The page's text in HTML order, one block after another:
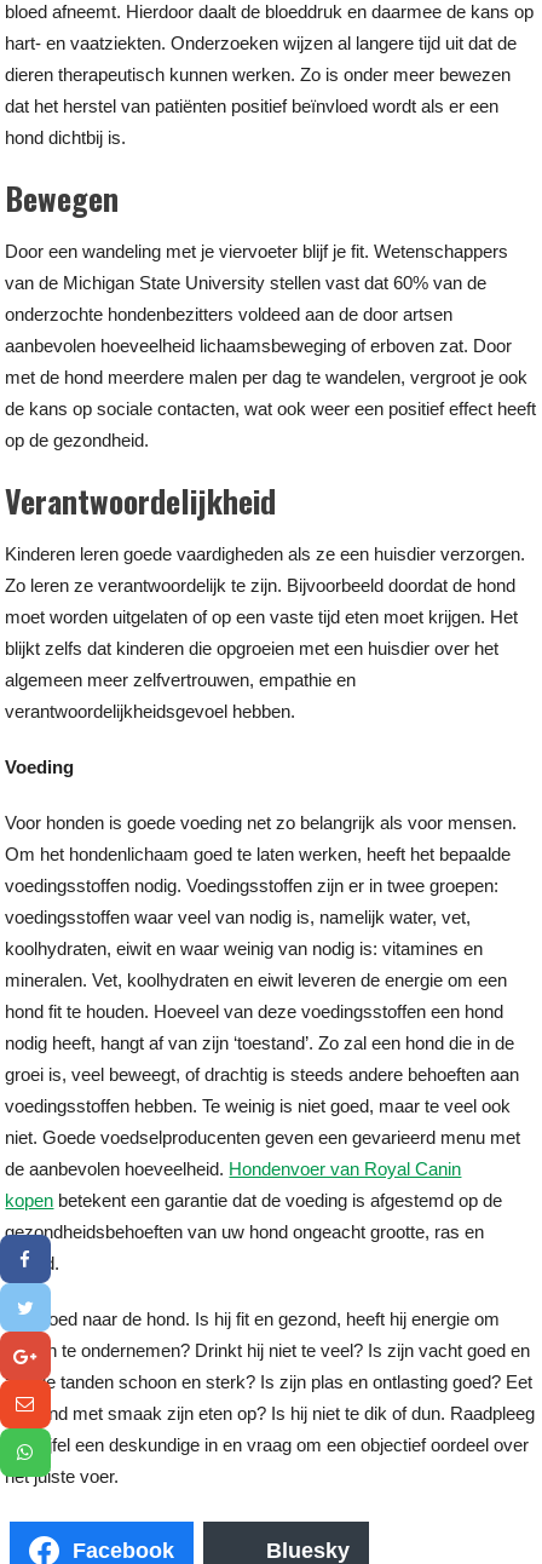
bloed afneemt. Hierdoor daalt de bloeddruk en daarmee de kans op
hart- en vaatziekten. Onderzoeken wijzen al langere tijd uit dat de
dieren therapeutisch kunnen werken. Zo is onder meer bewezen
dat het herstel van patiënten positief beïnvloed wordt als er een
hond dichtbij is.
Bewegen
Door een wandeling met je viervoeter blijf je fit. Wetenschappers
van de Michigan State University stellen vast dat 60% van de
onderzochte hondenbezitters voldeed aan de door artsen
aanbevolen hoeveelheid lichaamsbeweging of erboven zat. Door
met de hond meerdere malen per dag te wandelen, vergroot je ook
de kans op sociale contacten, wat ook weer een positief effect heeft
op de gezondheid.
Verantwoordelijkheid
Kinderen leren goede vaardigheden als ze een huisdier verzorgen.
Zo leren ze verantwoordelijk te zijn. Bijvoorbeeld doordat de hond
moet worden uitgelaten of op een vaste tijd eten moet krijgen. Het
blijkt zelfs dat kinderen die opgroeien met een huisdier over het
algemeen meer zelfvertrouwen, empathie en
verantwoordelijkheidsgevoel hebben.
Voeding
Voor honden is goede voeding net zo belangrijk als voor mensen.
Om het hondenlichaam goed te laten werken, heeft het bepaalde
voedingsstoffen nodig. Voedingsstoffen zijn er in twee groepen:
voedingsstoffen waar veel van nodig is, namelijk water, vet,
koolhydraten, eiwit en waar weinig van nodig is: vitamines en
mineralen. Vet, koolhydraten en eiwit leveren de energie om een
hond fit te houden. Hoeveel van deze voedingsstoffen een hond
nodig heeft, hangt af van zijn ‘toestand’. Zo zal een hond die in de
groei is, veel beweegt, of drachtig is steeds andere behoeften aan
voedingsstoffen hebben. Te weinig is niet goed, maar te veel ook
niet. Goede voedselproducenten geven een gevarieerd menu met
de aanbevolen hoeveelheid. Hondenvoer van Royal Canin
kopen betekent een garantie dat de voeding is afgestemd op de
gezondheidsbehoeften van uw hond ongeacht grootte, ras en
leeftijd.
Kijk goed naar de hond. Is hij fit en gezond, heeft hij energie om
dingen te ondernemen? Drinkt hij niet te veel? Is zijn vacht goed en
zijn de tanden schoon en sterk? Is zijn plas en ontlasting goed? Eet
de hond met smaak zijn eten op? Is hij niet te dik of dun. Raadpleeg
bij twijfel een deskundige in en vraag om een objectief oordeel over
het juiste voer.
Facebook Bluesky